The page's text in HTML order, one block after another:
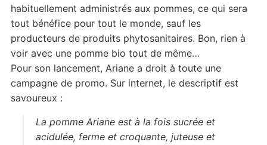
habituellement administrés aux pommes, ce qui sera
tout bénéfice pour tout le monde, sauf les
producteurs de produits phytosanitaires. Bon, rien à
voir avec une pomme bio tout de même…
Pour son lancement, Ariane a droit à toute une
campagne de promo. Sur internet, le descriptif est
savoureux :
La pomme Ariane est à la fois sucrée et
acidulée, ferme et croquante, juteuse et